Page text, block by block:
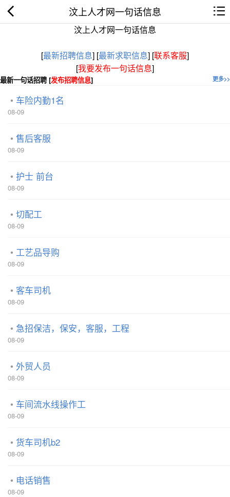
汶上人才网一句话信息
汶上人才网一句话信息
[最新招聘信息] [最新求职信息] [联系客服]
[我要发布一句话信息]
更多>>
最新一句话招聘 [发布招聘信息]
车险内勤1名
08-09
售后客服
08-09
护士 前台
08-09
切配工
08-09
工艺品导购
08-09
客车司机
08-09
急招保洁，保安，客服，工程
08-09
外贸人员
08-09
车间流水线操作工
08-09
货车司机b2
08-09
电话销售
08-09